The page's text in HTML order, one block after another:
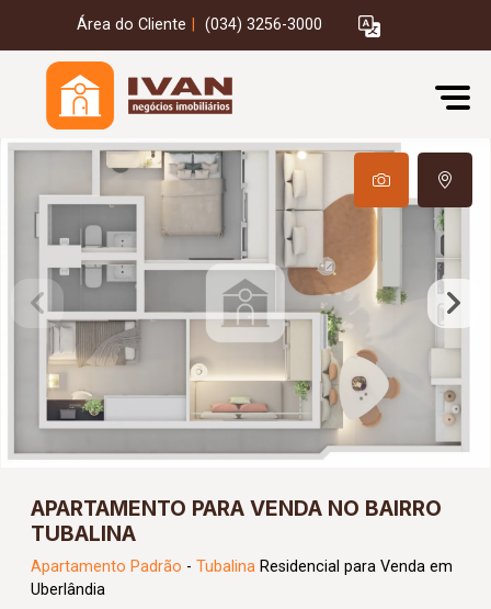
Área do Cliente (034) 3256-3000
APARTAMENTO PARA VENDA NO BAIRRO
TUBALINA
Apartamento Padrão - Tubalina Residencial para Venda em
Uberlândia